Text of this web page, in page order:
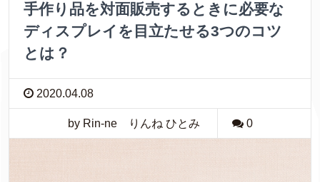
手作り品を対面販売するときに必要な
ディスプレイを目立たせる3つのコツ
とは？
2020.04.08
by Rin-ne りんね ひとみ 0